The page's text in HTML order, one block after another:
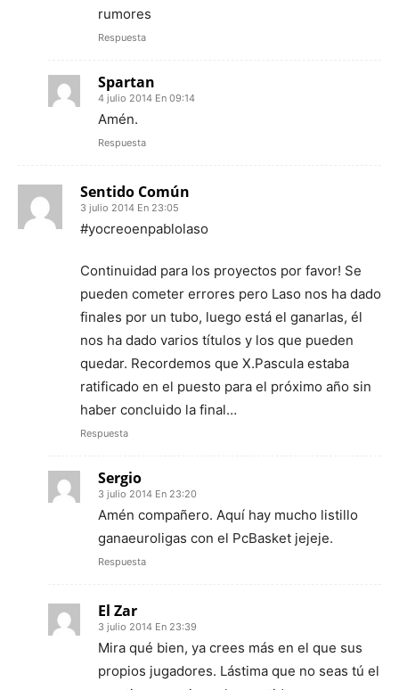
rumores
Respuesta
Spartan
4 julio 2014 En 09:14
Amén.
Respuesta
Sentido Común
3 julio 2014 En 23:05
#yocreoenpablolaso
Continuidad para los proyectos por favor! Se
pueden cometer errores pero Laso nos ha dado
finales por un tubo, luego está el ganarlas, él
nos ha dado varios títulos y los que pueden
quedar. Recordemos que X.Pascula estaba
ratificado en el puesto para el próximo año sin
haber concluido la final…
Respuesta
Sergio
3 julio 2014 En 23:20
Amén compañero. Aquí hay mucho listillo
ganaeuroligas con el PcBasket jejeje.
Respuesta
El Zar
3 julio 2014 En 23:39
Mira qué bien, ya crees más en el que sus
propios jugadores. Lástima que no seas tú el